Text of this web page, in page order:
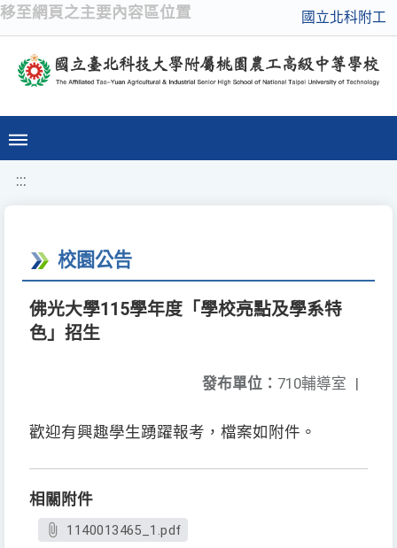
移至網頁之主要內容區位置 國立北科附工
:::
校園公告
佛光大學115學年度「學校亮點及學系特
色」招生
發布單位： 710輔導室 |
歡迎有興趣學生踴躍報考，檔案如附件。
相關附件
1140013465_1.pdf